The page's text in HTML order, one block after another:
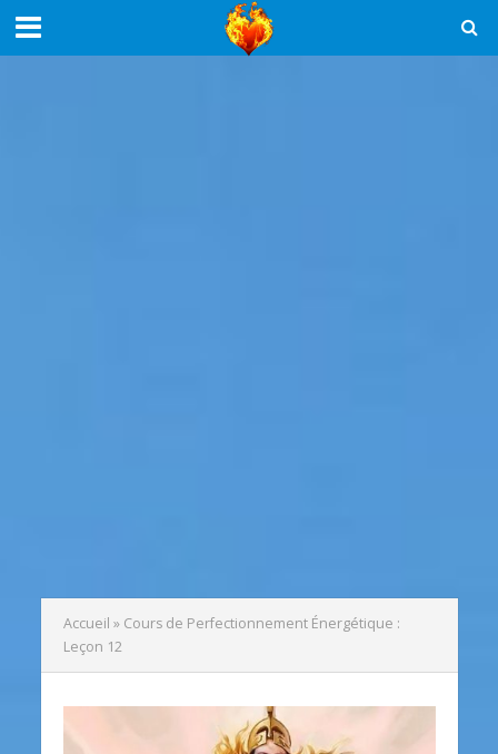
Accueil » Cours de Perfectionnement Énergétique :
Leçon 12